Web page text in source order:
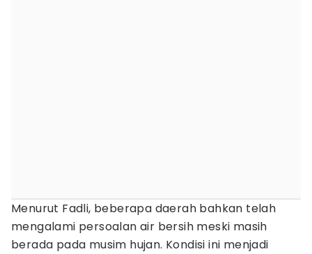
Menurut Fadli, beberapa daerah bahkan telah
mengalami persoalan air bersih meski masih
berada pada musim hujan. Kondisi ini menjadi